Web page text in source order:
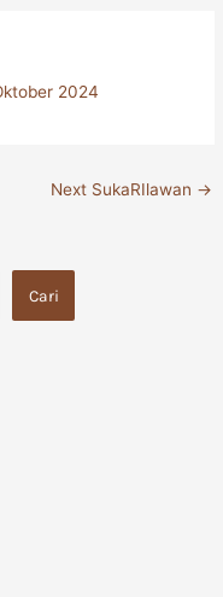
2024
Next SukaRIlawan →
Cari